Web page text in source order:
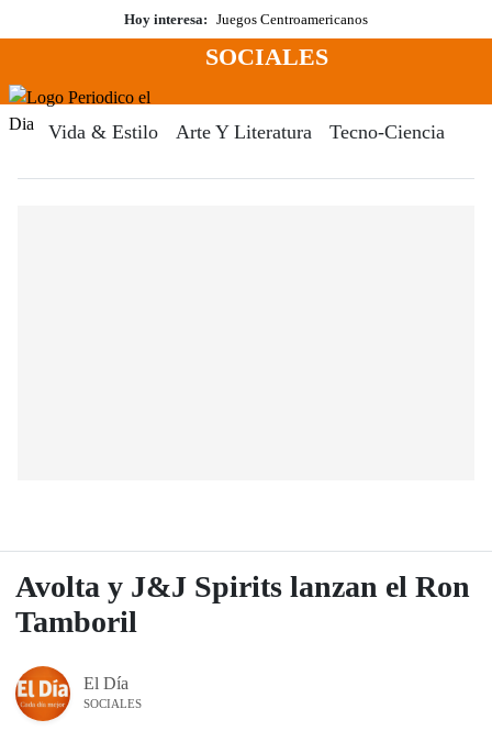
al
Hoy interesa: Juegos Centroamericanos
Menú
SOCIALES
Vida & Estilo Arte Y Literatura Tecno-Ciencia
Avolta y J&J Spirits lanzan el Ron
Tamboril
El Día
SOCIALES